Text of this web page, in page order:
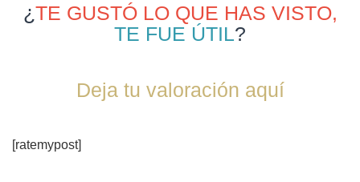
¿TE GUSTÓ LO QUE HAS VISTO,
TE FUE ÚTIL?
Deja tu valoración aquí
[ratemypost]